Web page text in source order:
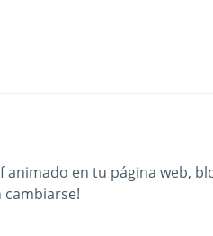
animado en tu página web,
cambiarse!